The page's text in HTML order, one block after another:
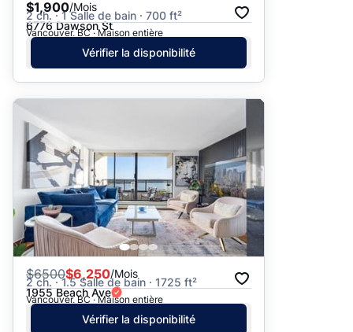
$1,900/Mois
2 ch. · 1 Salle de bain · 700 ft²
6776 Dawson St
Vancouver, BC · Maison entière
Vérifier la disponibilité
$6500$6,250/Mois
2 ch. · 1.5 Salle de bain · 1725 ft²
1955 Beach Ave
Vancouver, BC · Maison entière
Vérifier la disponibilité